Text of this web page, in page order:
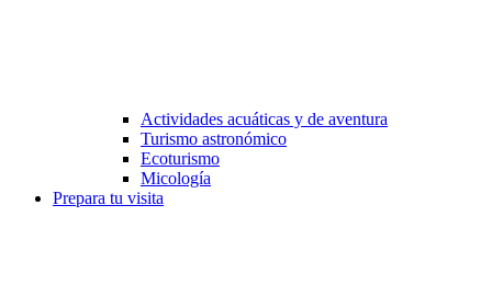
Actividades acuáticas y de aventura
Turismo astronómico
Ecoturismo
Micología
Prepara tu visita